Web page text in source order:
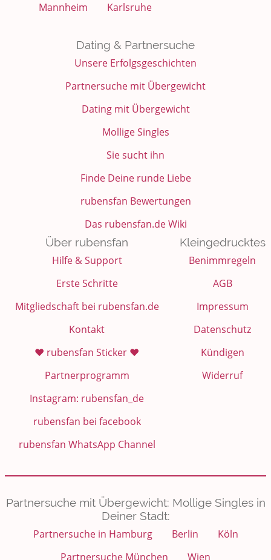
Mannheim Karlsruhe
Dating & Partnersuche
Unsere Erfolgsgeschichten
Partnersuche mit Übergewicht
Dating mit Übergewicht
Mollige Singles
Sie sucht ihn
Finde Deine runde Liebe
rubensfan Bewertungen
Das rubensfan.de Wiki
Über rubensfan
Hilfe & Support
Erste Schritte
Mitgliedschaft bei rubensfan.de
Kontakt
❤️ rubensfan Sticker ❤️
Partnerprogramm
Instagram: rubensfan_de
rubensfan bei facebook
rubensfan WhatsApp Channel
Kleingedrucktes
Benimmregeln
AGB
Impressum
Datenschutz
Kündigen
Widerruf
Partnersuche mit Übergewicht: Mollige Singles in
Deiner Stadt:
Partnersuche in Hamburg
Berlin
Köln
Partnersuche München
Wien